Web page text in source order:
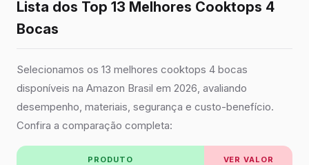
Lista dos Top 13 Melhores Cooktops 4
Bocas
Selecionamos os 13 melhores cooktops 4 bocas
disponíveis na Amazon Brasil em 2026, avaliando
desempenho, materiais, segurança e custo-benefício.
Confira a comparação completa:
PRODUTO VER VALOR